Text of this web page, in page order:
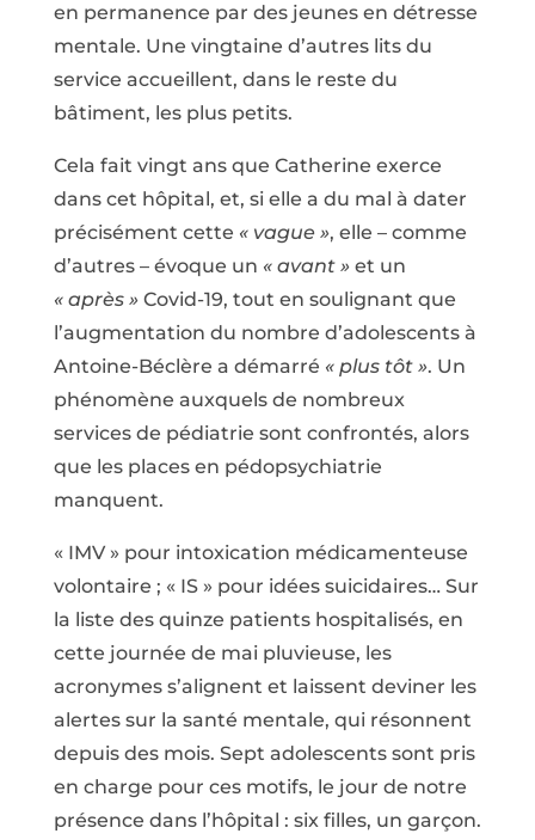
en permanence par des jeunes en détresse
mentale. Une vingtaine d’autres lits du
service accueillent, dans le reste du
bâtiment, les plus petits.
Cela fait vingt ans que Catherine exerce
dans cet hôpital, et, si elle a du mal à dater
précisément cette « vague », elle – comme
d’autres – évoque un « avant »et un
« après »Covid-19, tout en soulignant que
l’augmentation du nombre d’adolescents à
Antoine-Béclère a démarré « plus tôt ». Un
phénomène auxquels de nombreux
services de pédiatrie sont confrontés, alors
que les places en pédopsychiatrie
manquent.
« IMV » pour intoxication médicamenteuse
volontaire ; « IS » pour idées suicidaires… Sur
la liste des quinze patients hospitalisés, en
cette journée de mai pluvieuse, les
acronymes s’alignent et laissent deviner les
alertes sur la santé mentale, qui résonnent
depuis des mois. Sept adolescents sont pris
en charge pour ces motifs, le jour de notre
présence dans l’hôpital : six filles, un garçon.